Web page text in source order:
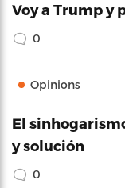
Voy a Trump y
0
Opinions
El
y solución
0